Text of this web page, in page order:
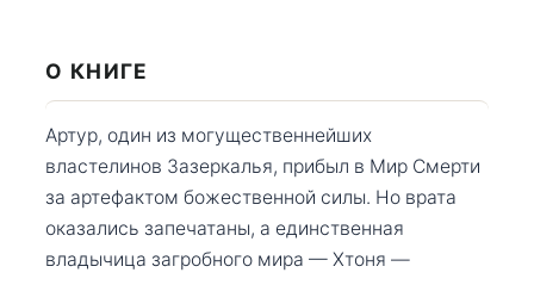
О КНИГЕ
Артур, один из могущественнейших
властелинов Зазеркалья, прибыл в Мир Смерти
за артефактом божественной силы. Но врата
оказались запечатаны, а единственная
владычица загробного мира — Хтоня —